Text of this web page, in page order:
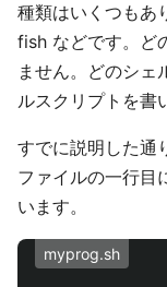
種類はいくつもあ
fish などです。ど
ません。どのシェ
ルスクリプトを書
すでに説明した通
ファイルの一行目
います。
myprog.sh